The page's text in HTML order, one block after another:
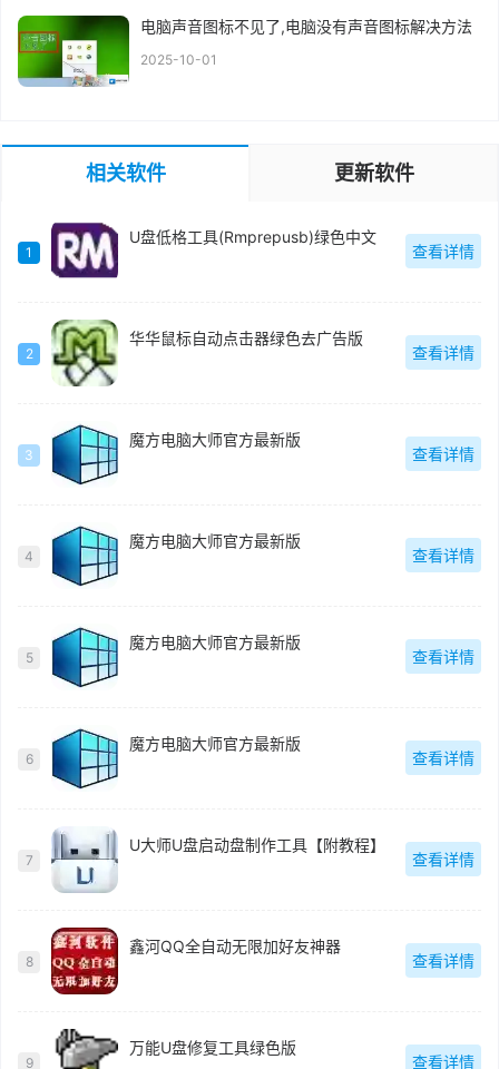
电脑声音图标不见了,电脑没有声音图标解决方法
2025-10-01
相关软件 更新软件
1
U盘低格工具(Rmprepusb)绿色中文
查看详情
2
华华鼠标自动点击器绿色去广告版
查看详情
3
魔方电脑大师官方最新版
查看详情
4
魔方电脑大师官方最新版
查看详情
5
魔方电脑大师官方最新版
查看详情
6
魔方电脑大师官方最新版
查看详情
7
U大师U盘启动盘制作工具【附教程】
查看详情
8
鑫河QQ全自动无限加好友神器
查看详情
9
万能U盘修复工具绿色版
查看详情